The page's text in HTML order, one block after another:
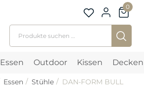
0
Suchen nach:
Essen Outdoor Kissen Decken
Essen Stühle
DAN-FORM BULL